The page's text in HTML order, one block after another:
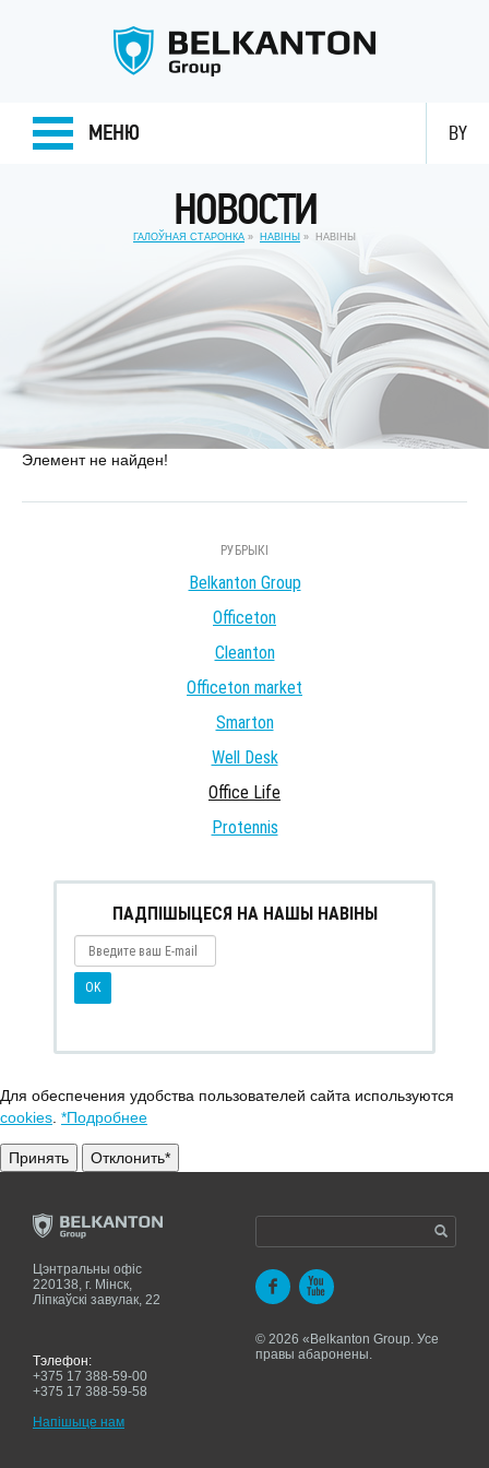
BY
МЕНЮ
НОВОСТИ
ГАЛОЎНАЯ СТАРОНКА НАВІНЫ НАВIНЫ
Элемент не найден!
РУБРЫКІ
Belkanton Group
Officeton
Cleanton
Officeton market
Smarton
Well Desk
Office Life
Protennis
ПАДПІШЫЦЕСЯ НА НАШЫ НАВІНЫ
Для обеспечения удобства пользователей сайта используются
cookies *Подробнее
Принять Отклонить*
Цэнтральны офіс
220138, г. Мiнск,
Ліпкаўскі завулак, 22
Тэлефон:
+375 17 388-59-00
+375 17 388-59-58
Напiшыце нам
© 2026 «Belkanton Group. Усе
правы абаронены.